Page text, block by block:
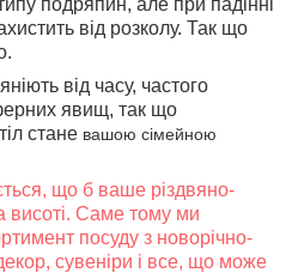
від розколу. Так що
від часу, частого
явищ, так що
стане вашою сімейною
що б ваше різдвяно-
висоті. Саме тому ми
посуду з новорічно-
сувеніри і все, що може